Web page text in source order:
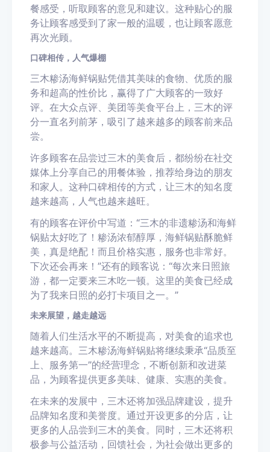
餐感受，听取顾客的意见和建议。这种贴心的服
务让顾客感受到了家一般的温暖，也让顾客愿意
再次光顾。
口碑相传，人气爆棚
三木糁汤海鲜锅贴凭借其美味的食物、优质的服
务和超高的性价比，赢得了广大顾客的一致好
评。在大众点评、美团等美食平台上，三木的评
分一直名列前茅，吸引了越来越多的顾客前来品
尝。
许多顾客在品尝过三木的美食后，都纷纷在社交
媒体上分享自己的用餐体验，推荐给身边的朋友
和家人。这种口碑相传的方式，让三木的知名度
越来越高，人气也越来越旺。
有的顾客在评价中写道：“三木的非遗糁汤和海鲜
锅贴太好吃了！糁汤浓郁醇厚，海鲜锅贴酥脆鲜
美，真是绝配！而且价格实惠，服务也非常好。
下次还会再来！”还有的顾客说：“每次来日照旅
游，都一定要来三木吃一顿。这里的美食已经成
为了我来日照的必打卡项目之一。”
未来展望，越走越远
随着人们生活水平的不断提高，对美食的追求也
越来越高。三木糁汤海鲜锅贴将继续秉承“品质至
上、服务第一”的经营理念，不断创新和改进菜
品，为顾客提供更多美味、健康、实惠的美食。
在未来的发展中，三木还将加强品牌建设，提升
品牌知名度和美誉度。通过开设更多的分店，让
更多的人品尝到三木的美食。同时，三木还将积
极参与公益活动，回馈社会，为社会做出更多的